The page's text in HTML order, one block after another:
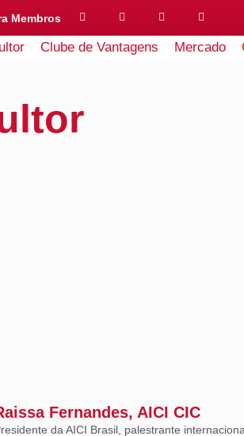
Membros
Clube de Vantagens Mercado
Fernandes, AICI CIC
da AICI Brasil, palestrante